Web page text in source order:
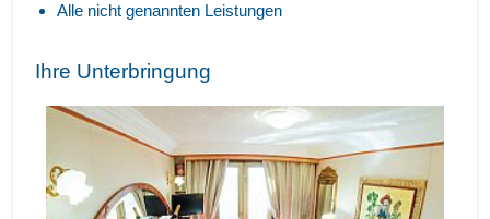
Alle nicht genannten Leistungen
Ihre Unterbringung